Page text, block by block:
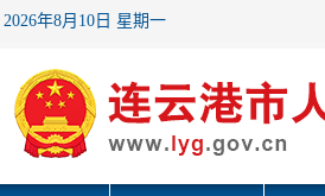
2026年8月10日 星期一